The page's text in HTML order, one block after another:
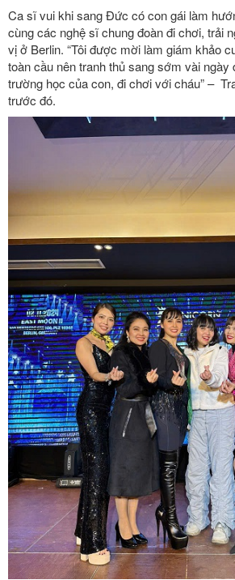
Ca sĩ vui khi sang Đức có con gái làm
cùng các nghệ sĩ chung đoàn đi chơi, trải
vị ở Berlin. “Tôi được mời làm giám khảo
toàn cầu nên tranh thủ sang sớm vài ngày
trường học của con, đi chơi với cháu” –
trước đó.